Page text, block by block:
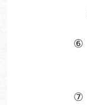
⑥
⑦